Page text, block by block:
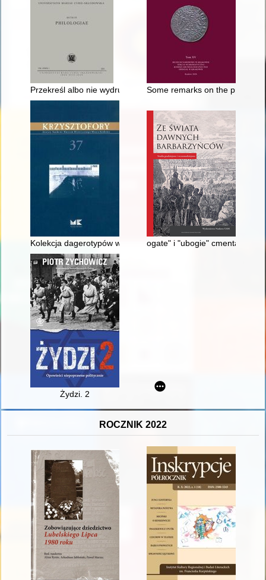
Przekreśl albo nie wydrukuję" : autograf fragmentu "Pana
Some remarks on the problem
Kolekcja dagerotypów w zbiorach Muzeum Krakowa : w 180-
ogate" i "ubogie"
Żydzi. 2
ROCZNIK 2022